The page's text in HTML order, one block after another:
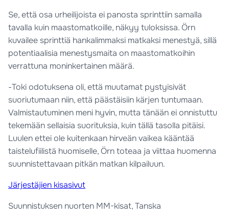
Se, että osa urheilijoista ei panosta sprinttiin samalla
tavalla kuin maastomatkoille, näkyy tuloksissa. Örn
kuvailee sprinttiä hankalimmaksi matkaksi menestyä, sillä
potentiaalisia menestysmaita on maastomatkoihin
verrattuna moninkertainen määrä.
-Toki odotuksena oli, että muutamat pystyisivät
suoriutumaan niin, että päästäisiin kärjen tuntumaan.
Valmistautuminen meni hyvin, mutta tänään ei onnistuttu
tekemään sellaisia suorituksia, kuin tällä tasolla pitäisi.
Luulen ettei ole kuitenkaan hirveän vaikea kääntää
taistelufiilistä huomiselle, Örn toteaa ja viittaa huomenna
suunnistettavaan pitkän matkan kilpailuun.
Järjestäjien kisasivut
Suunnistuksen nuorten MM-kisat, Tanska